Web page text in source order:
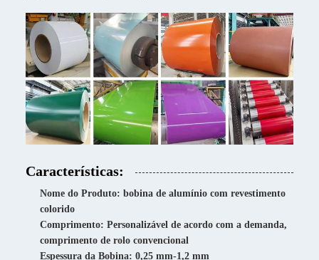
Características:
Nome do Produto: bobina de alumínio com revestimento
colorido
Comprimento: Personalizável de acordo com a demanda,
comprimento de rolo convencional
Espessura da Bobina: 0,25 mm-1,2 mm